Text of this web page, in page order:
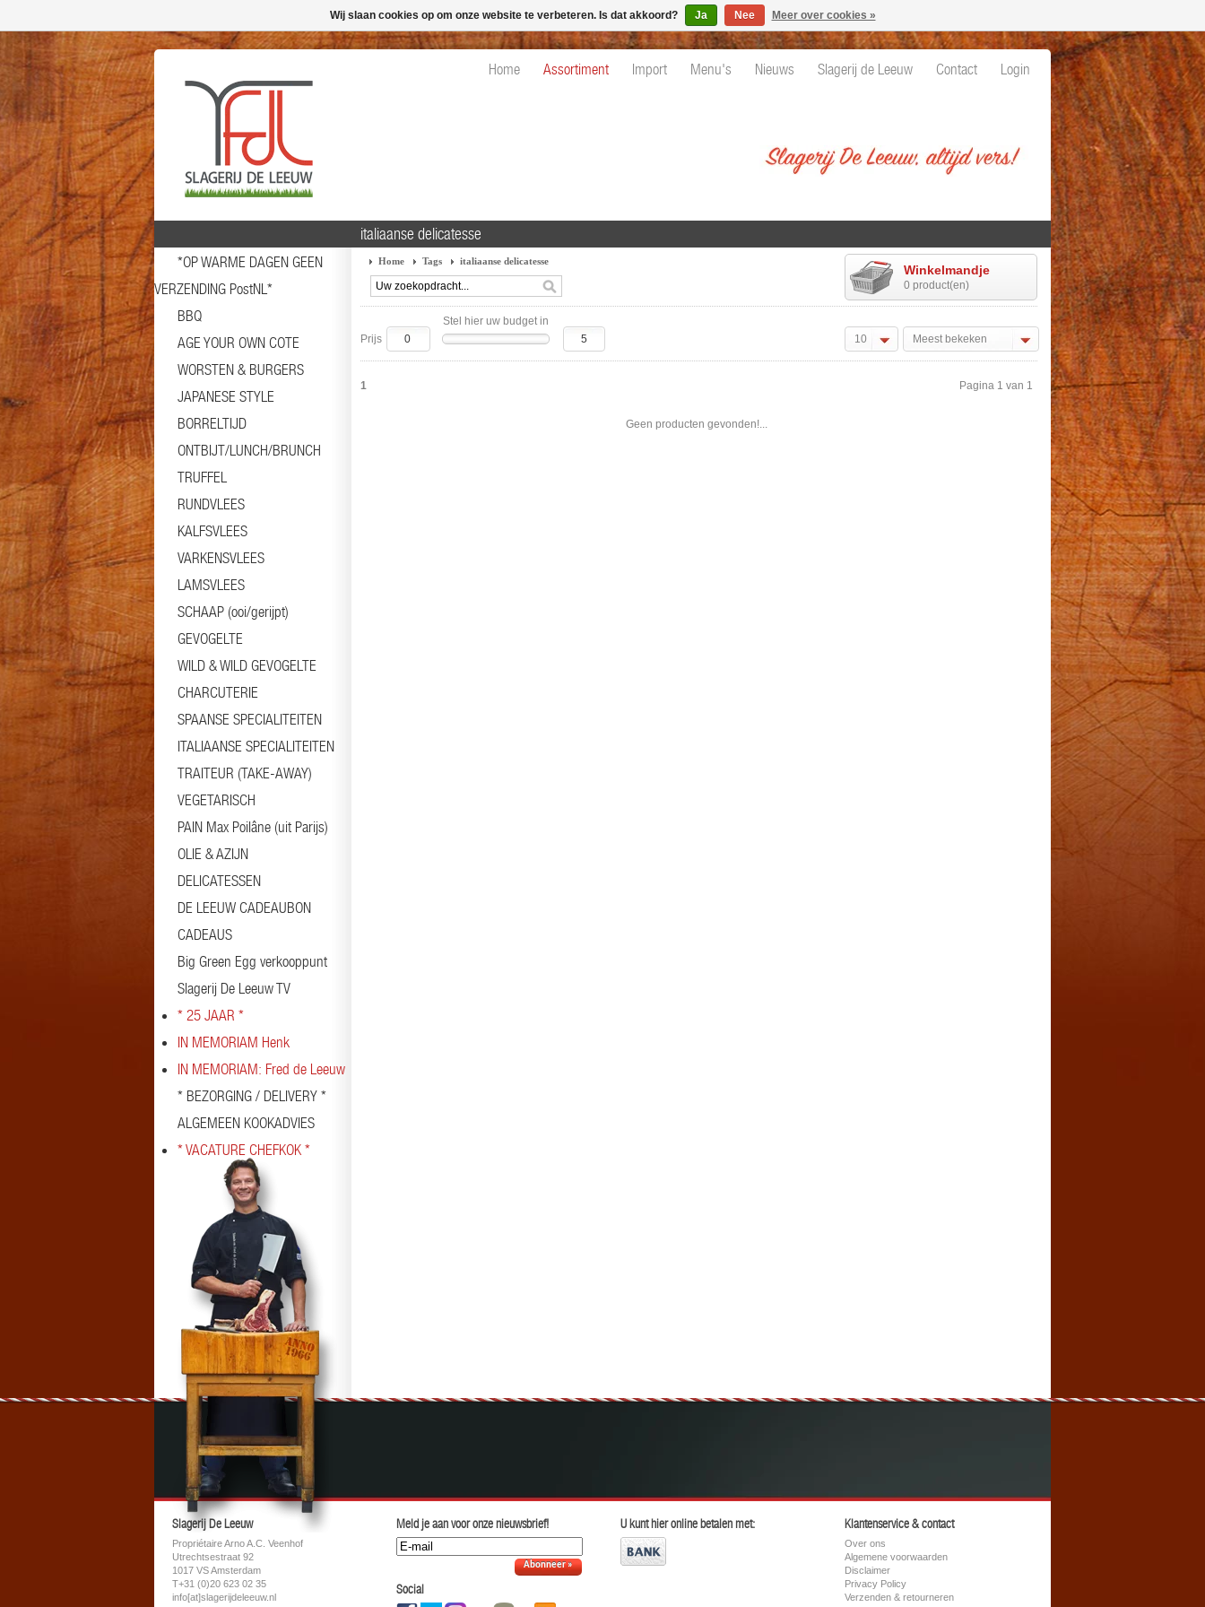
Home Assortiment Import Menu's Nieuws Slagerij de Leeuw Contact Login
*OP WARME DAGEN GEEN
VERZENDING PostNL*
BBQ
AGE YOUR OWN COTE
WORSTEN & BURGERS
JAPANESE STYLE
BORRELTIJD
ONTBIJT/LUNCH/BRUNCH
TRUFFEL
RUNDVLEES
KALFSVLEES
VARKENSVLEES
LAMSVLEES
SCHAAP (ooi/gerijpt)
GEVOGELTE
WILD & WILD GEVOGELTE
CHARCUTERIE
SPAANSE SPECIALITEITEN
ITALIAANSE SPECIALITEITEN
TRAITEUR (TAKE-AWAY)
VEGETARISCH
PAIN Max Poilâne (uit Parijs)
OLIE & AZIJN
DELICATESSEN
DE LEEUW CADEAUBON
CADEAUS
Big Green Egg verkooppunt
Slagerij De Leeuw TV
* 25 JAAR *
IN MEMORIAM Henk
IN MEMORIAM: Fred de Leeuw
* BEZORGING / DELIVERY *
ALGEMEEN KOOKADVIES
* VACATURE CHEFKOK *
italiaanse delicatesse
Home Tags italiaanse delicatesse
Winkelmandje
0 product(en)
Stel hier uw budget in
Prijs
10 Meest bekeken
Geen producten gevonden!...
1 Pagina 1 van 1
Slagerij De Leeuw
Propriétaire Arno A.C. Veenhof
Utrechtsestraat 92
1017 VS Amsterdam
T+31 (0)20 623 02 35
info[at]slagerijdeleeuw.nl
Meld je aan voor onze nieuwsbrief!
Abonneer »
Social
U kunt hier online betalen met: Klantenservice & contact
Over ons
Algemene voorwaarden
Disclaimer
Privacy Policy
Verzenden & retourneren
Wij slaan cookies op om onze website te verbeteren. Is dat akkoord? Ja Nee Meer over cookies »